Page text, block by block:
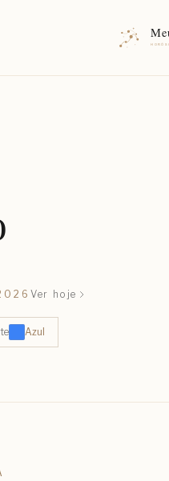
Ver hoje
Azul